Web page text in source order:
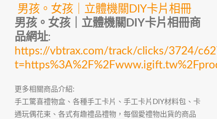
男孩。女孩｜立體機關DIY卡片相冊
男孩。女孩｜立體機關DIY卡片相冊商
品網址:
https://vbtrax.com/track/clicks/3724/
更多相關商品介紹:
手工驚喜禮物盒、各種手工卡片、手工卡片DIY材料包、卡
通玩偶花束、各式有趣禮品禮物，每個愛禮物出貨的商品